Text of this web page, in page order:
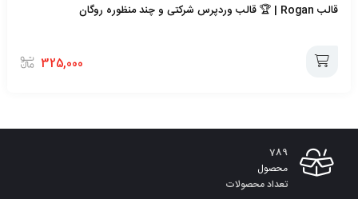
قالب Rogan | 🏆 قالب وردپرس شرکتی و چند منظوره روگان
325,000
به
سبد
789
محصول
تعداد محصولات